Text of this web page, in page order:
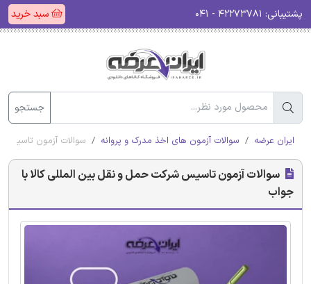
پشتیبانی: سبد خرید
جستجو
ایران عرضه سوالات آزمون های اخذ مدرک و پروانه سوالات آزمون تاسیس
سوالات آزمون تاسیس شرکت حمل و نقل بین المللی کالا با
جواب